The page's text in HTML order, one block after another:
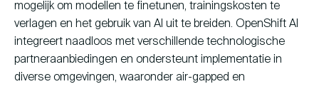
mogelijk om modellen te finetunen, trainingskosten te
verlagen en het gebruik van AI uit te breiden. OpenShift AI
integreert naadloos met verschillende technologische
partneraanbiedingen en ondersteunt implementatie in
diverse omgevingen, waaronder air-gapped en